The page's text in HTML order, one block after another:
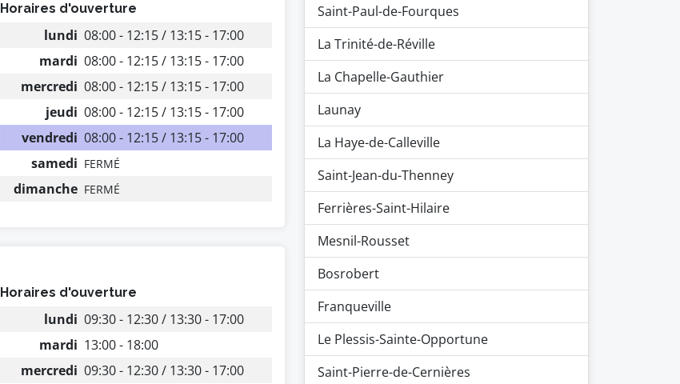
Horaires d'ouverture
lundi 08:00 - 12:15 / 13:15 - 17:00
mardi 08:00 - 12:15 / 13:15 - 17:00
mercredi 08:00 - 12:15 / 13:15 - 17:00
jeudi 08:00 - 12:15 / 13:15 - 17:00
vendredi 08:00 - 12:15 / 13:15 - 17:00
samedi FERMÉ
dimanche FERMÉ
Horaires d'ouverture
lundi 09:30 - 12:30 / 13:30 - 17:00
mardi 13:00 - 18:00
mercredi 09:30 - 12:30 / 13:30 - 17:00
Saint-Paul-de-Fourques
La Trinité-de-Réville
La Chapelle-Gauthier
Launay
La Haye-de-Calleville
Saint-Jean-du-Thenney
Ferrières-Saint-Hilaire
Mesnil-Rousset
Bosrobert
Franqueville
Le Plessis-Sainte-Opportune
Saint-Pierre-de-Cernières